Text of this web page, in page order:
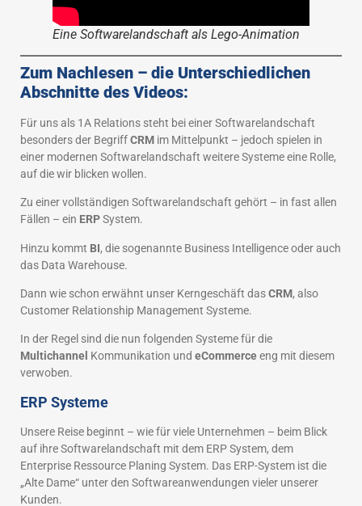
Eine Softwarelandschaft als Lego-Animation
Zum Nachlesen – die Unterschiedlichen
Abschnitte des Videos:
Für uns als 1A Relations steht bei einer Softwarelandschaft
besonders der BegriffCRM im Mittelpunkt – jedoch spielen in
einer modernen Softwarelandschaft weitere Systeme eine Rolle,
auf die wir blicken wollen.
Zu einer vollständigen Softwarelandschaft gehört – in fast allen
Fällen – ein ERPSystem.
Hinzu kommt BI, die sogenannte Business Intelligence oder auch
das Data Warehouse.
Dann wie schon erwähnt unser Kerngeschäft dasCRM, also
Customer Relationship Management Systeme.
In der Regel sind die nun folgenden Systeme für die
Multichannel Kommunikation und eCommerceeng mit diesem
verwoben.
ERP Systeme
Unsere Reise beginnt – wie für viele Unternehmen – beim Blick
auf ihre Softwarelandschaft mit dem ERP System, dem
Enterprise Ressource Planing System. Das ERP-System ist die
„Alte Dame“ unter den Softwareanwendungen vieler unserer
Kunden.